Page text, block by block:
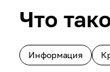
Что
Информация